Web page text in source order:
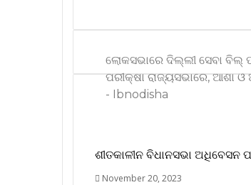
ଲୋକସଭାରେ ଦିଲ୍ଲୀ ସେବା ବିଲ୍
ପରୀକ୍ଷା ରାଜ୍ୟସଭାରେ, ଆଶା
- Ibnodisha
ଶୀତକାଳୀନ ବିଧାନସଭା
November 20, 2023